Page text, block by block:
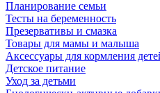
Планирование семьи
Тесты на беременность
Презервативы и смазка
Товары для мамы и малыша
Аксессуары для кормления
Детское питание
Уход за детьми